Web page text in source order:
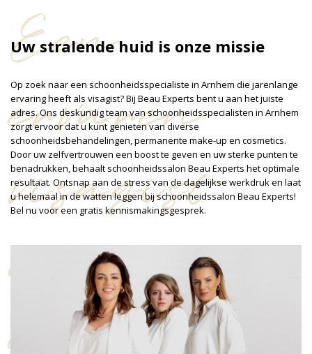
Een
ervaren
visagist
met een
oog voor
Uw stralende huid is onze missie
Op zoek naar een schoonheidsspecialiste in Arnhem die jarenlange
ervaring heeft als visagist? Bij Beau Experts bent u aan het juiste
adres. Ons deskundig team van schoonheidsspecialisten in Arnhem
zorgt ervoor dat u kunt genieten van diverse
schoonheidsbehandelingen, permanente make-up en cosmetics.
Door uw zelfvertrouwen een boost te geven en uw sterke punten te
benadrukken, behaalt schoonheidssalon Beau Experts het optimale
resultaat. Ontsnap aan de stress van de dagelijkse werkdruk en laat
u helemaal in de watten leggen bij schoonheidssalon Beau Experts!
Bel nu voor een gratis kennismakingsgesprek.